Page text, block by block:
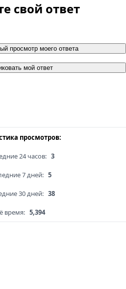
свой ответ
просмотр моего ответа
мой ответ
просмотров:
24 часов: 3
7 дней: 5
30 дней: 38
время: 5,394